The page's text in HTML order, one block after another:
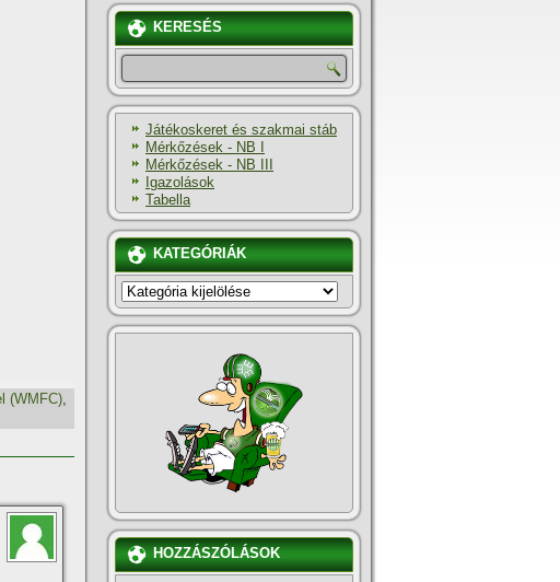
(WMFC),
KERESÉS
Játékoskeret és szakmai stáb
Mérkőzések - NB I
Mérkőzések - NB III
Igazolások
Tabella
KATEGÓRIÁK
KATEGÓRIÁK
HOZZÁSZÓLÁSOK